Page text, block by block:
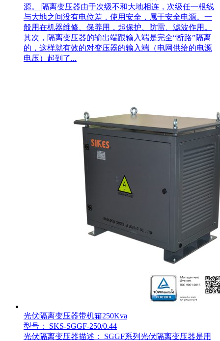
源。 隔离变压器由于次级不和大地相连，次级任一根线
与大地之间没有电位差，使用安全，属于安全电源。一
般用在机器维修、保养用，起保护、防雷、滤波作用。
其次，隔离变压器的输出端跟输入端是完全“断路”隔离
的，这样就有效的对变压器的输入端（电网供给的电源
电压）起到了...
光伏隔离变压器带机箱250Kva
型号： SKS-SGGF-250/0.44
光伏隔离变压器描述： SGGF系列光伏隔离变压器是用